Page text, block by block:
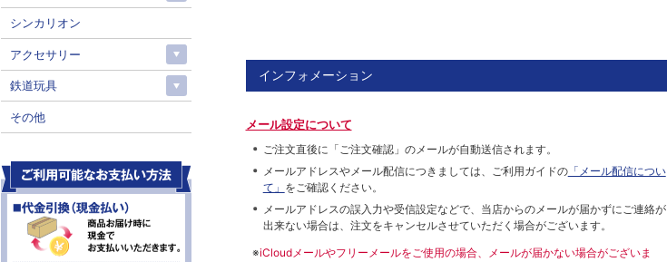
インフォメーション
メール設定について
ご注文直後に「ご注文確認」のメールが自動送信されます。
メールアドレスやメール配信につきましては、ご利用ガイドの「メール配信につい
て」 をご確認ください。
メールアドレスの誤入力や受信設定などで、当店からのメールが届かずにご連絡が
出来ない場合は、注文をキャンセルさせていただく場合がございます。
※iCloudメールやフリーメールをご使用の場合、メールが届かない場合がございま
シンカリオン
アクセサリー
鉄道玩具
その他